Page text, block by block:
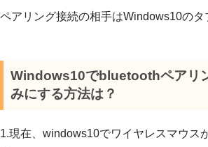
ペアリング接続の相手はWindows10のタ
Windows10でbluetoothペアリ
みにする方法は？
1.現在、windows10でワイヤレスマウス